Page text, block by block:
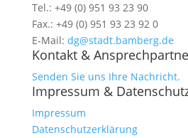
Tel.: +49 (0) 951 93 23 90
Fax.: +49 (0) 951 93 23 92 0
E-Mail: dg@stadt.bamberg.de
Kontakt &
Senden Sie uns Ihre Nachricht.
Impressum &
Impressum
Datenschutzerklärung